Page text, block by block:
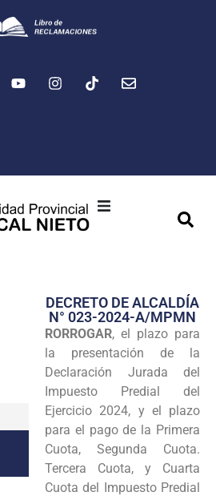
Transparencia
Seguridad
Programas
Intranet
DECRETO DE ALCALDÍA
N° 023-2024-A/MPMN
RORROGAR, el plazo para
la presentación de la
Declaración Jurada del
Impuesto Predial del
Ejercicio 2024, y el plazo
para el pago de la Primera
Cuota, Segunda Cuota.
Tercera Cuota, y Cuarta
Cuota del Impuesto Predial